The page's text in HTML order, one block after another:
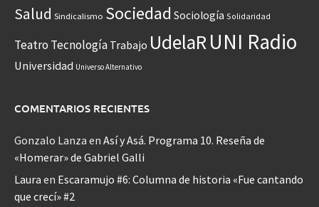
Salud Sindicalismo Sociedad Sociología Solidaridad
Teatro Tecnología Trabajo UdelaRUNI Radio
Universidad Universo Alternativo
COMENTARIOS RECIENTES
Gonzalo Lanza en Así y Asá. Programa 10. Reseña de
«Homerar» de Gabriel Galli
Laura en Escaramujo #6: Columna de historia «Fue cantando
que crecí» #2